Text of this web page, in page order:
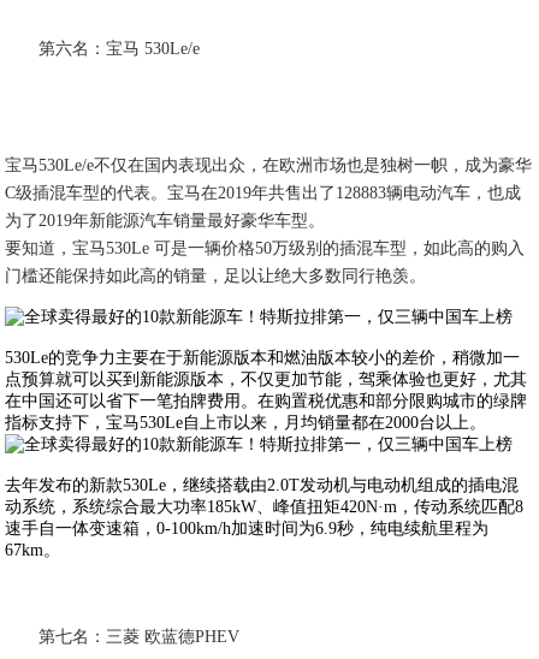
第六名：宝马 530Le/e
宝马530Le/e不仅在国内表现出众，在欧洲市场也是独树一帜，成为豪华
C级插混车型的代表。宝马在2019年共售出了128883辆电动汽车，也成
为了2019年新能源汽车销量最好豪华车型。
要知道，宝马530Le 可是一辆价格50万级别的插混车型，如此高的购入
门槛还能保持如此高的销量，足以让绝大多数同行艳羡。
530Le的竞争力主要在于新能源版本和燃油版本较小的差价，稍微加一
点预算就可以买到新能源版本，不仅更加节能，驾乘体验也更好，尤其
在中国还可以省下一笔拍牌费用。在购置税优惠和部分限购城市的绿牌
指标支持下，宝马530Le自上市以来，月均销量都在2000台以上。
去年发布的新款530Le，继续搭载由2.0T发动机与电动机组成的插电混
动系统，系统综合最大功率185kW、峰值扭矩420N·m，传动系统匹配8
速手自一体变速箱，0-100km/h加速时间为6.9秒，纯电续航里程为
67km。
第七名：三菱 欧蓝德PHEV